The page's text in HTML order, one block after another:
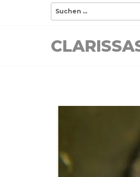
nach: